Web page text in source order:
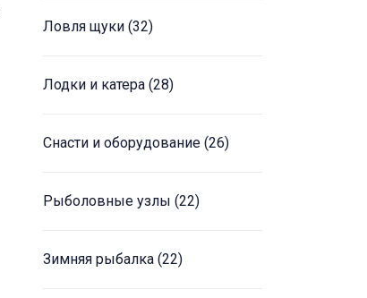
Ловля щуки (32)
Лодки и катера (28)
Снасти и оборудование (26)
Рыболовные узлы (22)
Зимняя рыбалка (22)